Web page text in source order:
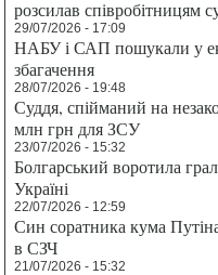
розсилав співробітницям
29/07/2026 - 17:09
НАБУ і САП пошукали у
збагачення
28/07/2026 - 19:48
Суддя, спійманий на
млн грн для ЗСУ
23/07/2026 - 15:32
Болгарський воротила
Україні
22/07/2026 - 12:59
Син соратника кума
в СЗЧ
21/07/2026 - 15:32